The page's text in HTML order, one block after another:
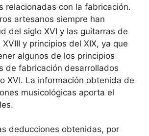
relacionadas con la fabricación.
artesanos siempre han
del siglo XVI y las guitarras de
XVIII y principios del XIX, ya que
algunos de los principios
de fabricación desarrollados
XVI. La información obtenida de
musicológicas aporta el
deducciones obtenidas, por